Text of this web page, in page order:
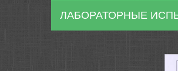
ЛАБОРАТОРНЫЕ